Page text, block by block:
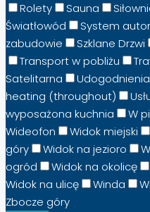
Rolety
Sauna
Światłowód
System
zabudowie
Szklane Drzwi
Transport w pobliżu
Satelitarna
heating (throughout)
wyposażona kuchnia
W
Wideofon
Widok miejski
góry
Widok na jezioro
ogród
Widok na okolicę
Widok na ulicę
Winda
Zbocze góry